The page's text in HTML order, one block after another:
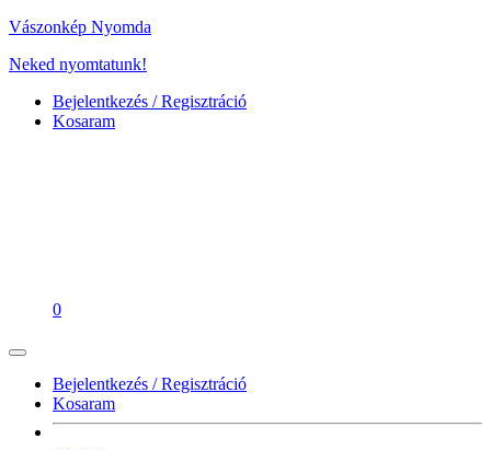
Vászonkép Nyomda
Neked nyomtatunk!
Bejelentkezés / Regisztráció
Kosaram
0
Bejelentkezés / Regisztráció
Kosaram